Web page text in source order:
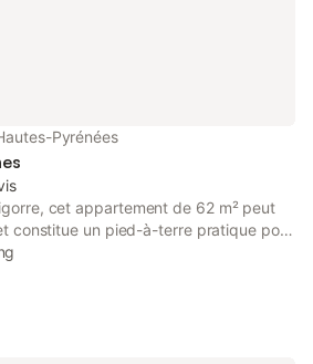
Pyrénées
cet appartement de 62 m² peut
constitue un pied-à-terre pratique pour
se trouve à 400 m du centre-
offrant une vue sur la ville et les
L'appartement est aménagé sur un